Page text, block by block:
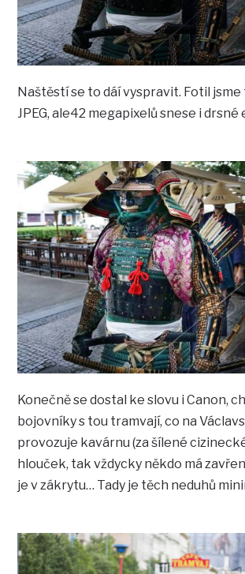
Naštěstí se to dáí vyspravit. Fotil
JPEG, ale42 megapixelů snese i drsné
Konečně se dostal ke slovu i Canon,
bojovníky s tou tramvají, co na
provozuje kavárnu (za šílené
hlouček, tak vždycky někdo má
je v zákrytu… Tady je těch neduhů